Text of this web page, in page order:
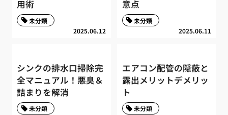
用術
2025.06.12
未分類
意点
2025.06.11
未分類
シンクの排水口掃除完
全マニュアル！悪臭＆
詰まりを解消
未分類
エアコン配管の隠蔽と
露出メリットデメリッ
ト
未分類